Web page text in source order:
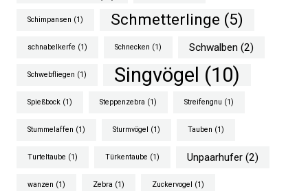
Schimpansen (1) Schmetterlinge (5)
schnabelkerfe (1) Schnecken (1) Schwalben (2)
Schwebfliegen (1) Singvögel (10)
Spießbock (1) Steppenzebra (1) Streifengnu (1)
Stummelaffen (1) Sturmvögel (1) Tauben (1)
Turteltaube (1) Türkentaube (1) Unpaarhufer (2)
wanzen (1) Zebra (1) Zuckervogel (1)